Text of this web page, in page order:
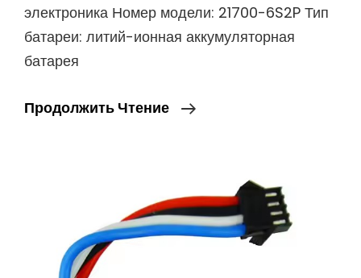
электроника Номер модели: 21700-6S2P Тип
батареи: литий-ионная аккумуляторная
батарея
Продолжить Чтение
Заводские
Дронов
FPV